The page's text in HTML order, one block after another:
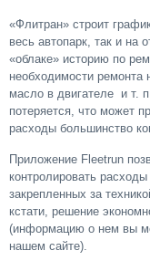
«Флитран» строит
весь автопарк, так и на
«облаке» историю по
необходимости ремонта
масло в двигателе и т.
потеряется, что может
расходы большинство
Приложение Fleetrun
контролировать
закрепленных за
кстати, решение
(информацию о нем вы
нашем сайте).